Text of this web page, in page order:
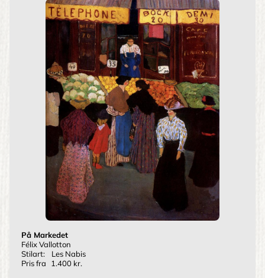
På Markedet
Félix Vallotton
Stilart:
Les Nabis
Pris fra
1.400 kr.